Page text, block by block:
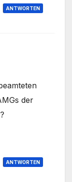
ANTWORTEN
der
ANTWORTEN